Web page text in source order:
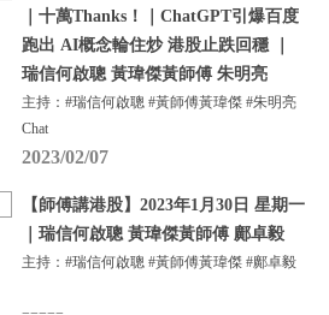
｜十萬Thanks！｜ChatGPT引爆百度
跑出 AI概念輪住炒 港股止跌回穩 ｜
瑞信何啟聰 黃瑋傑黃師傅 朱明亮
主持：#瑞信何啟聰 #黃師傅黃瑋傑 #朱明亮
Chat
2023/02/07
【師傅講港股】2023年1月30日 星期一
｜瑞信何啟聰 黃瑋傑黃師傅 鄺卓毅
主持：#瑞信何啟聰 #黃師傅黃瑋傑 #鄺卓毅